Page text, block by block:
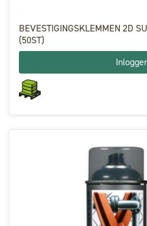
BEVESTIGINGSKLEMMEN 2D
(50ST)